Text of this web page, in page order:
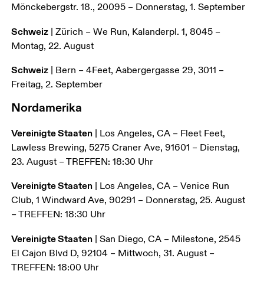
Mönckebergstr. 18., 20095 – Donnerstag, 1. September
Schweiz | Zürich – We Run, Kalanderpl. 1, 8045 –
Montag, 22. August
Schweiz | Bern – 4Feet, Aabergergasse 29, 3011 –
Freitag, 2. September
Nordamerika
Vereinigte Staaten | Los Angeles, CA – Fleet Feet,
Lawless Brewing, 5275 Craner Ave, 91601 – Dienstag,
23. August – TREFFEN: 18:30 Uhr
Vereinigte Staaten | Los Angeles, CA – Venice Run
Club, 1 Windward Ave, 90291 – Donnerstag, 25. August
– TREFFEN: 18:30 Uhr
Vereinigte Staaten | San Diego, CA – Milestone, 2545
El Cajon Blvd D, 92104 – Mittwoch, 31. August –
TREFFEN: 18:00 Uhr